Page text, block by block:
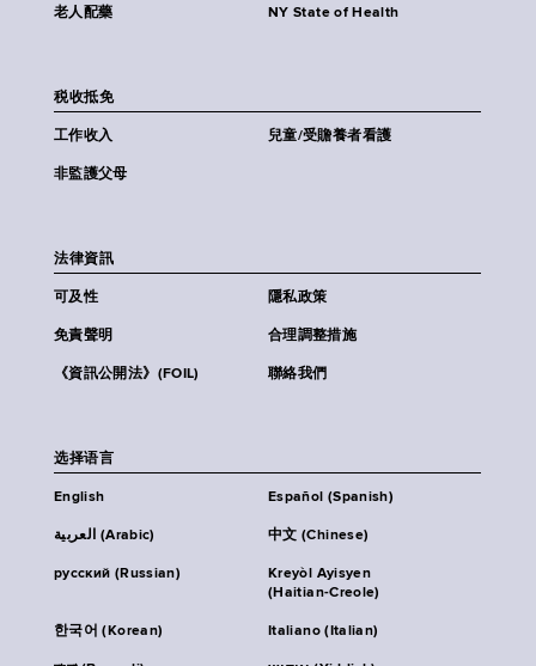
老人配藥 NY State of Health
税收抵免
工作收入 兒童/受贍養者看護
非監護父母
法律資訊
可及性 隱私政策
免責聲明 合理調整措施
《資訊公開法》(FOIL) 聯絡我們
选择语言
English Español (Spanish)
العربية (Arabic) 中文 (Chinese)
русский (Russian)
Kreyòl Ayisyen
(Haitian-Creole)
한국어 (Korean) Italiano (Italian)